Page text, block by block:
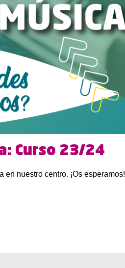
Curso 23/24
nuestro centro. ¡Os esperamos!